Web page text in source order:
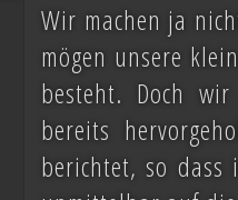
Wir machen ja
mögen unsere
besteht. Doch
bereits
berichtet, so dass